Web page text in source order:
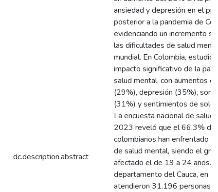
dc.description.abstract
ansiedad y depresión en el
posterior a la pandemia de
evidenciando un incremento
las dificultades de salud
mundial. En Colombia,
impacto significativo de la
salud mental, con aumentos
(29%), depresión (35%),
(31%) y sentimientos de
La encuesta nacional de salud
2023 reveló que el 66,3% de
colombianos han enfrentado
de salud mental, siendo el
afectado el de 19 a 24 años.
departamento del Cauca, en
atendieron 31.196 personas